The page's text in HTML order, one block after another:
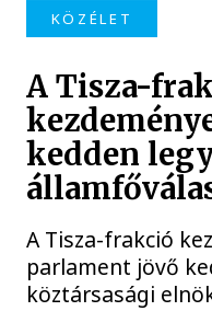
KÖZÉLET
A Tisza-
kedden
A Tisza-frakció
parlament jövő
köztársasági